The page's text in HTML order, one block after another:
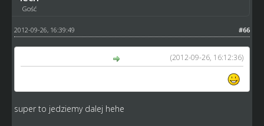
Gość
#66
2012-09-26, 16:39:49
(2012-09-26, 16:12:36)
super to jedziemy dalej hehe